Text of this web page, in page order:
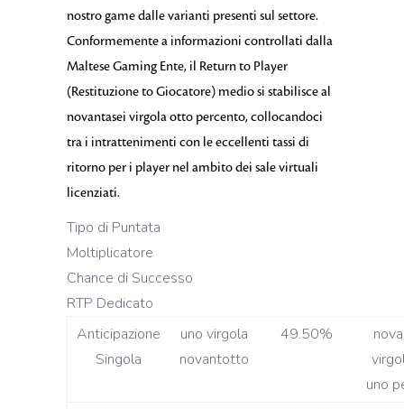
nostro game dalle varianti presenti sul settore.
Conformemente a informazioni controllati dalla
Maltese Gaming Ente, il Return to Player
(Restituzione to Giocatore) medio si stabilisce al
novantasei virgola otto percento, collocandoci
tra i intrattenimenti con le eccellenti tassi di
ritorno per i player nel ambito dei sale virtuali
licenziati.
Tipo di Puntata
Moltiplicatore
Chance di Successo
RTP Dedicato
Anticipazione
Singola
uno virgola
novantotto
49.50%
uno